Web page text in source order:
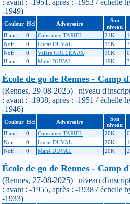
-1949)
Couleur Hd Adversaire
Son
niveau
Blanc
0 Constance TARIEL 21K
Noir
0 Lucas DUVAL 19K
Noir
0 Valère COLLÉAUX 30K
Blanc
0 Mahé DUVAL 19K
École de go de Rennes - Camp
(Rennes, 29-08-2025) niveau
: avant : -1938, après : -1951 / échelle
-1946)
Couleur Hd Adversaire
Son
niveau
Blanc
0 Constance TARIEL 20K
Noir
0 Lucas DUVAL 20K
Noir
0 Mahé DUVAL 20K
École de go de Rennes - Camp
(Rennes, 27-08-2025) niveau
: avant : -1955, après : -1938 / échelle
-1933)